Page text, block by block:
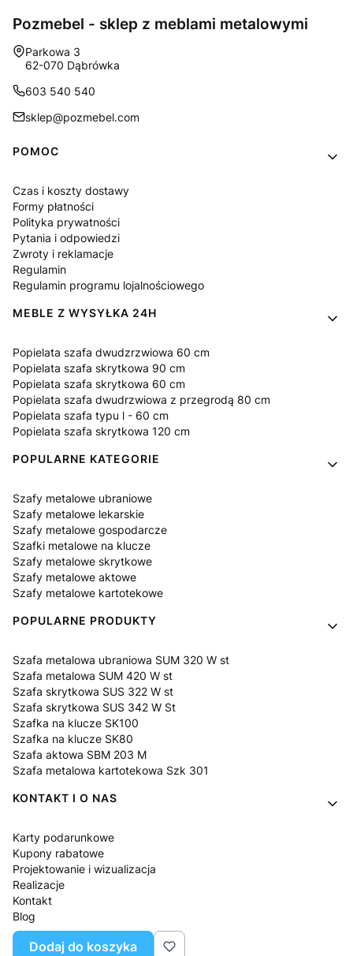
Pozmebel - sklep z meblami metalowymi
Adres:
Parkowa 3
62-070 Dąbrówka
603 540 540
sklep@pozmebel.com
Linki w stopce
POMOC
Czas i koszty dostawy
Formy płatności
Polityka prywatności
Pytania i odpowiedzi
Zwroty i reklamacje
Regulamin
Regulamin programu lojalnościowego
MEBLE Z WYSYŁKA 24H
Popielata szafa dwudzrzwiowa 60 cm
Popielata szafa skrytkowa 90 cm
Popielata szafa skrytkowa 60 cm
Popielata szafa dwudrzwiowa z przegrodą 80 cm
Popielata szafa typu l - 60 cm
Popielata szafa skrytkowa 120 cm
POPULARNE KATEGORIE
Szafy metalowe ubraniowe
Szafy metalowe lekarskie
Szafy metalowe gospodarcze
Szafki metalowe na klucze
Szafy metalowe skrytkowe
Szafy metalowe aktowe
Szafy metalowe kartotekowe
POPULARNE PRODUKTY
Szafa metalowa ubraniowa SUM 320 W st
Szafa metalowa SUM 420 W st
Szafa skrytkowa SUS 322 W st
Szafa skrytkowa SUS 342 W St
Szafka na klucze SK100
Szafka na klucze SK80
Szafa aktowa SBM 203 M
Szafa metalowa kartotekowa Szk 301
KONTAKT I O NAS
Karty podarunkowe
Kupony rabatowe
Projektowanie i wizualizacja
Realizacje
Kontakt
Blog
O nas
Pytania i odpowiedzi
Dodaj do koszyka